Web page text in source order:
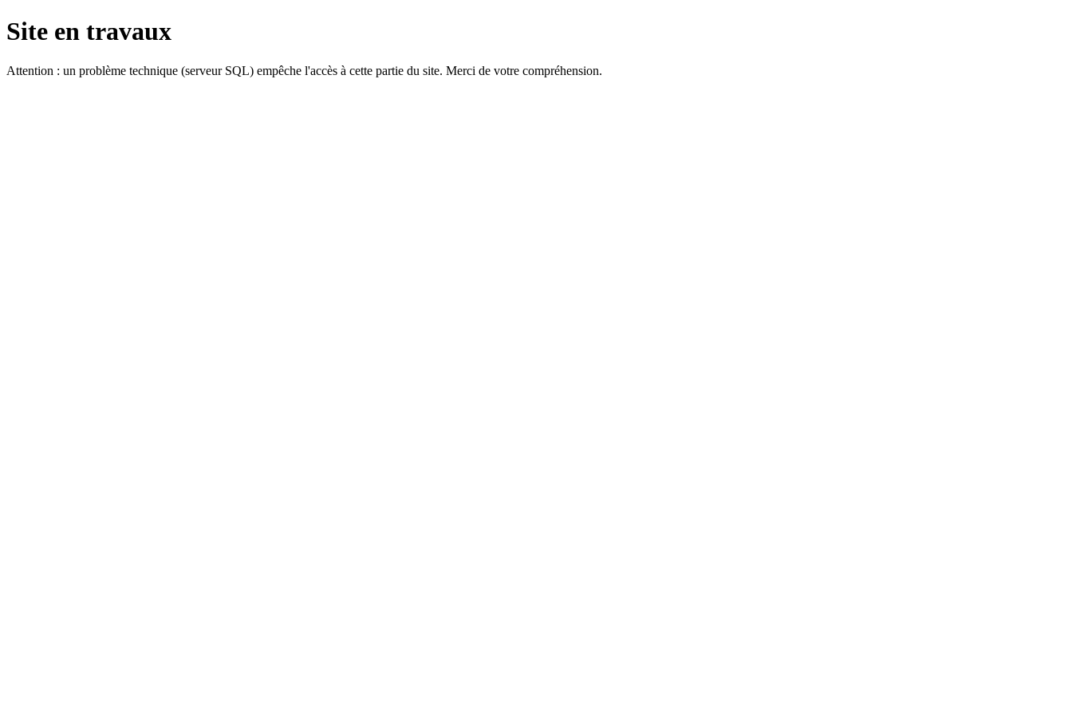
Site en travaux
Attention : un problème technique (serveur SQL) empêche l'accès à cette partie du site. Merci de votre compréhension.